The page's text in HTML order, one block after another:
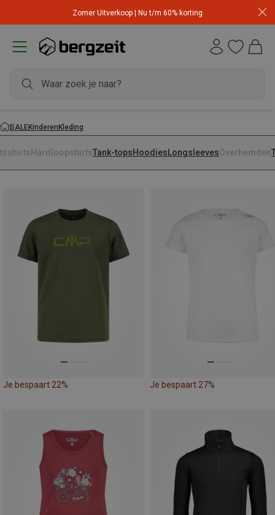
Zomer Uitverkoop | Nu t/m 60% korting
SALEKinderenKleding
HardloopshirtsTank-topsHoodiesLongsleevesOverhemden
Je bespaart 22% Je bespaart 27%